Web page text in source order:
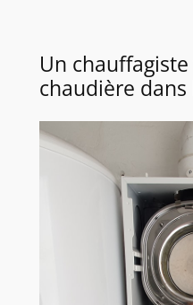
Un
chaudière dans